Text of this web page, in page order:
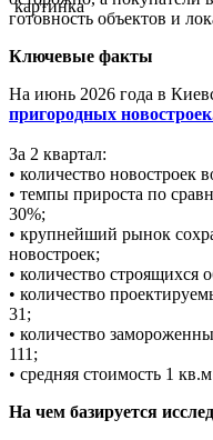
готовность объектов и
Ключевые факты
На июнь 2026 года в
пригородных
За 2 квартал:
• количество новостроек
• темпы прироста по
30%;
• крупнейший рынок
новостроек;
• количество строящихся
• количество
31;
• количество
111;
• средняя стоимость 1
На чем базируется